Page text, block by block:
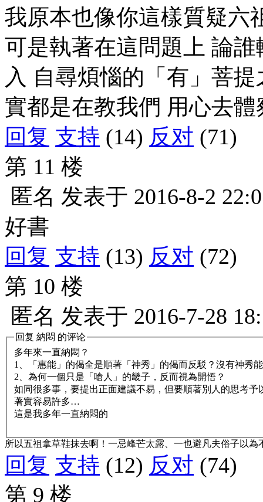
我原本也像你這樣質疑六
可是執著在這問題上 論
入 自尋煩惱的「有」菩
實都是在教我們 用心去
回复 支持 (14) 反对 (71)
第 11 楼
匿名 发表于 2016-8-2
好書
回复 支持 (13) 反对 (72)
第 10 楼
匿名 发表于 2016-7-28
回复 納悶 的评论
多年來一直納悶？
1、「惠能」的偈全是順著「神秀」的偈而反駁？沒有神秀
2、為何一個只是「嗆人」的畿子，反而視為開悟？
如同很多事，要提出正面建議不易，但要順著別人的思考予
著實容易許多…
這是我多年一直納悶的
所以五祖拿草鞋抹去啊！一忌峰芒太露、一也避凡夫俗子以
回复 支持 (12) 反对 (74)
第 9 楼